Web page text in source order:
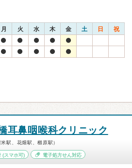
月 火 水 木 金 土 日 祝
耳鼻咽喉科クリニック
駅、花畑駅、櫛原駅）
(スマホ可) 電子処方せん対応